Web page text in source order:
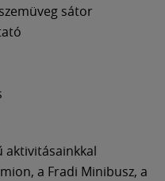
sátor
aktivitásainkkal
a Fradi Minibusz, a